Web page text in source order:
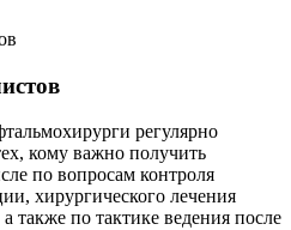
регулярно
кому важно получить
по вопросам контроля
хирургического лечения
также по тактике ведения после